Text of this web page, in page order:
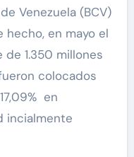
Venezuela (BCV)
hecho, en mayo el
1.350 millones
colocados
en
incialmente